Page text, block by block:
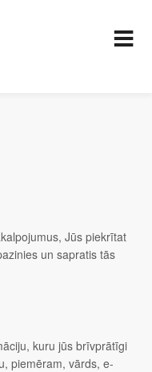
Jūs piekrītat
un sapratis tās
kuru jūs brīvprātīgi
piemēram, vārds, e-